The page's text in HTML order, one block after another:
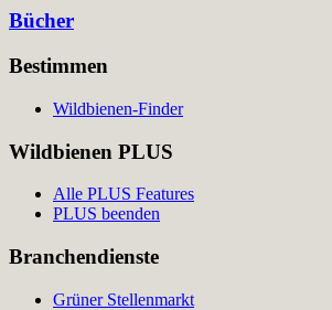
Bücher
Bestimmen
Wildbienen-Finder
Wildbienen PLUS
Alle PLUS Features
PLUS beenden
Branchendienste
Grüner Stellenmarkt